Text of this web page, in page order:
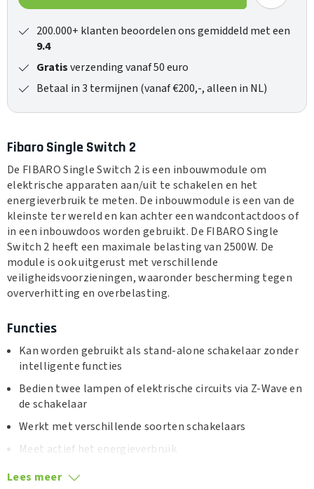
Switch
Switch
200.000+ klanten beoordelen ons gemiddeld met een
9.4
Gratisverzending vanaf 50 euro
Betaal in 3 termijnen (vanaf €200,-, alleen in NL)
Fibaro Single Switch 2
De FIBARO Single Switch 2 is een inbouwmodule om
elektrische apparaten aan/uit te schakelen en het
energieverbruik te meten. De inbouwmodule is een van de
kleinste ter wereld en kan achter een wandcontactdoos of
in een inbouwdoos worden gebruikt. De FIBARO Single
Switch 2 heeft een maximale belasting van 2500W. De
module is ook uitgerust met verschillende
veiligheidsvoorzieningen, waaronder bescherming tegen
oververhitting en overbelasting.
Functies
Kan worden gebruikt als stand-alone schakelaar zonder
intelligente functies
Bedien twee lampen of elektrische circuits via Z-Wave en
de schakelaar
Werkt met verschillende soorten schakelaars
Meet actief het energieverbruik
Voor de installatie zijn een fase- en nuldraad vereist
Lees meer